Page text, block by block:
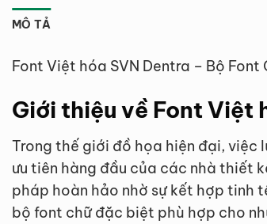
MÔ TẢ
Font Việt hóa SVN Dentra – Bộ
Giới thiệu về Font Việt
Trong thế giới đồ họa hiện đại, việc
ưu tiên hàng đầu của các nhà thiết
pháp hoàn hảo nhờ sự kết hợp tinh
bộ font chữ đặc biệt phù hợp cho